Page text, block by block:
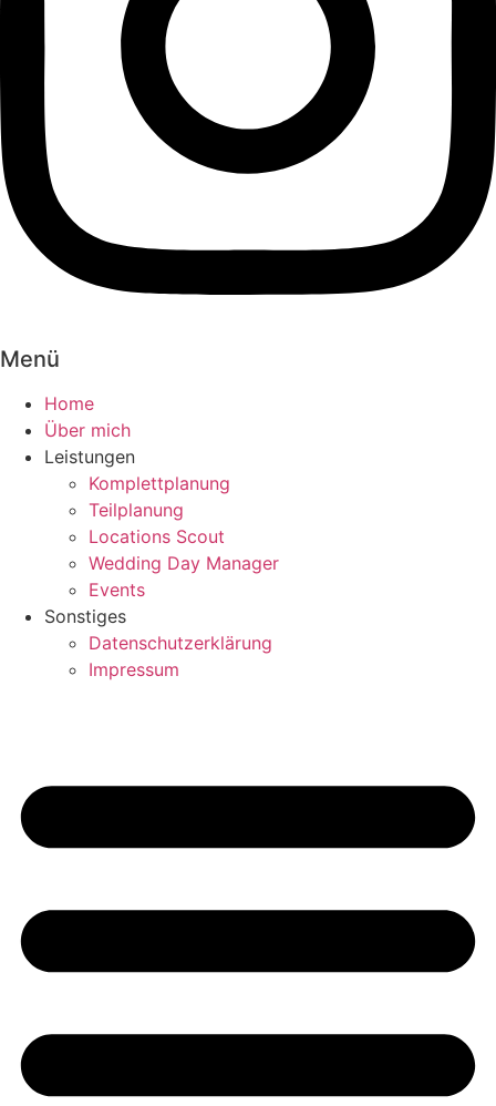
Menü
Home
Über mich
Leistungen
Komplettplanung
Teilplanung
Locations Scout
Wedding Day Manager
Events
Sonstiges
Datenschutzerklärung
Impressum